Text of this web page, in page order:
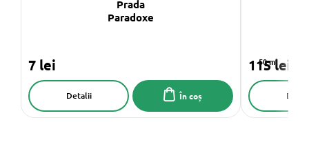
Prada
Paradoxe
7 lei
În coș
Detalii
50 ml
115 lei